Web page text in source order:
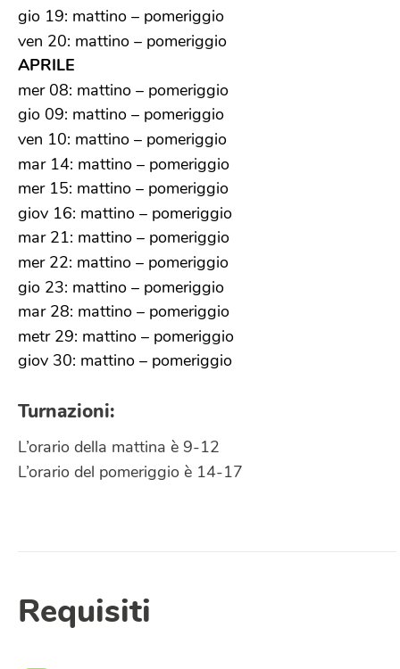
gio 19: mattino – pomeriggio
ven 20: mattino – pomeriggio
APRILE
mer 08: mattino – pomeriggio
gio 09: mattino – pomeriggio
ven 10: mattino – pomeriggio
mar 14: mattino – pomeriggio
mer 15: mattino – pomeriggio
giov 16: mattino – pomeriggio
mar 21: mattino – pomeriggio
mer 22: mattino – pomeriggio
gio 23: mattino – pomeriggio
mar 28: mattino – pomeriggio
metr 29: mattino – pomeriggio
giov 30: mattino – pomeriggio
Turnazioni:
L’orario della mattina è 9-12
L’orario del pomeriggio è 14-17
Requisiti
Specificare l’area geografica nella quale si è disponibile a
Bergamo provincia
Accetto le condizioni della privacy policy